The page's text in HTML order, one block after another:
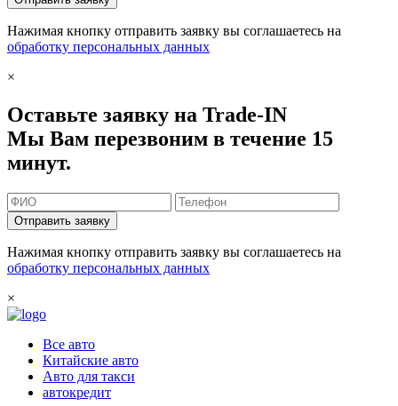
Нажимая кнопку отправить заявку вы соглашаетесь на
обработку персональных данных
×
Оставьте заявку на Trade-IN
Мы Вам перезвоним в течение 15
минут.
Отправить заявку
Нажимая кнопку отправить заявку вы соглашаетесь на
обработку персональных данных
×
Все авто
Китайские авто
Авто для такси
автокредит